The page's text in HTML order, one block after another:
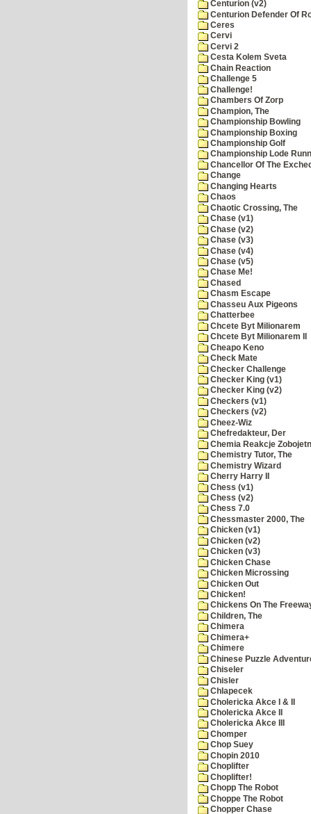
Centurion (v2)
Centurion Defender Of
Ceres
Cervi
Cervi 2
Cesta Kolem Sveta
Chain Reaction
Challenge 5
Challenge!
Chambers Of Zorp
Champion, The
Championship Bowling
Championship Boxing
Championship Golf
Championship Lode
Chancellor Of The
Change
Changing Hearts
Chaos
Chaotic Crossing, The
Chase (v1)
Chase (v2)
Chase (v3)
Chase (v4)
Chase (v5)
Chase Me!
Chased
Chasm Escape
Chasseu Aux Pigeons
Chatterbee
Chcete Byt Milionarem
Chcete Byt Milionarem II
Cheapo Keno
Check Mate
Checker Challenge
Checker King (v1)
Checker King (v2)
Checkers (v1)
Checkers (v2)
Cheez-Wiz
Chefredakteur, Der
Chemia Reakcje
Chemistry Tutor, The
Chemistry Wizard
Cherry Harry II
Chess (v1)
Chess (v2)
Chess 7.0
Chessmaster 2000, The
Chicken (v1)
Chicken (v2)
Chicken (v3)
Chicken Chase
Chicken Microssing
Chicken Out
Chicken!
Chickens On The
Children, The
Chimera
Chimera+
Chimere
Chinese Puzzle
Chiseler
Chisler
Chlapecek
Cholericka Akce I & II
Cholericka Akce II
Cholericka Akce III
Chomper
Chop Suey
Chopin 2010
Choplifter
Choplifter!
Chopp The Robot
Choppe The Robot
Chopper Chase